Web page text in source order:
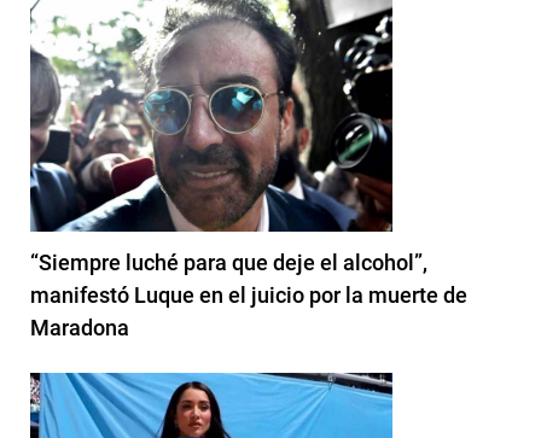
“Siempre luché para que deje el alcohol”,
manifestó Luque en el juicio por la muerte de
Maradona